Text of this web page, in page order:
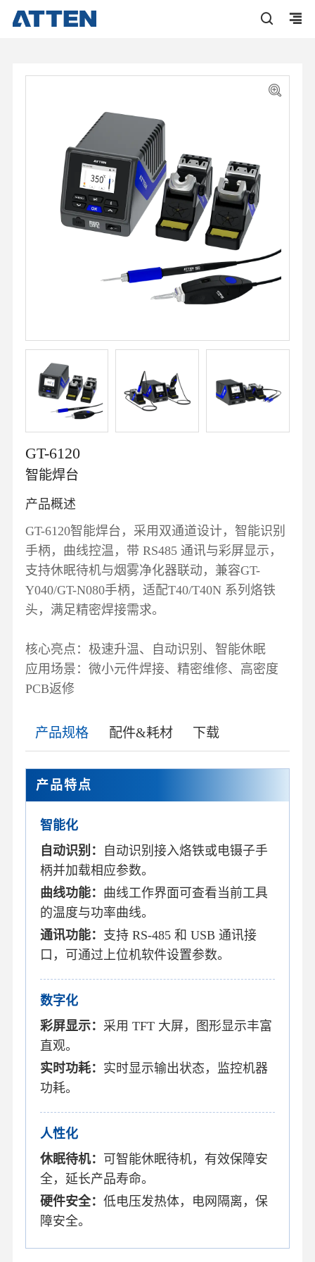
GT-6120
智能焊台
产品概述
GT-6120智能焊台，采用双通道设计，智能识别
手柄，曲线控温，带 RS485 通讯与彩屏显示，
支持休眠待机与烟雾净化器联动，兼容GT-
Y040/GT-N080手柄，适配T40/T40N 系列烙铁
头，满足精密焊接需求。
核心亮点：极速升温、自动识别、智能休眠
应用场景：微小元件焊接、精密维修、高密度
PCB返修
产品规格 配件&耗材 下载
产品特点
智能化
自动识别：
自动识别接入烙铁或电镊子手
柄并加载相应参数。
曲线功能： 曲线工作界面可查看当前工具
的温度与功率曲线。
通讯功能： 支持 RS-485 和 USB 通讯接
口，可通过上位机软件设置参数。
数字化
彩屏显示： 采用 TFT 大屏，图形显示丰富
直观。
实时功耗： 实时显示输出状态，监控机器
功耗。
人性化
休眠待机： 可智能休眠待机，有效保障安
全，延长产品寿命。
硬件安全： 低电压发热体，电网隔离，保
障安全。